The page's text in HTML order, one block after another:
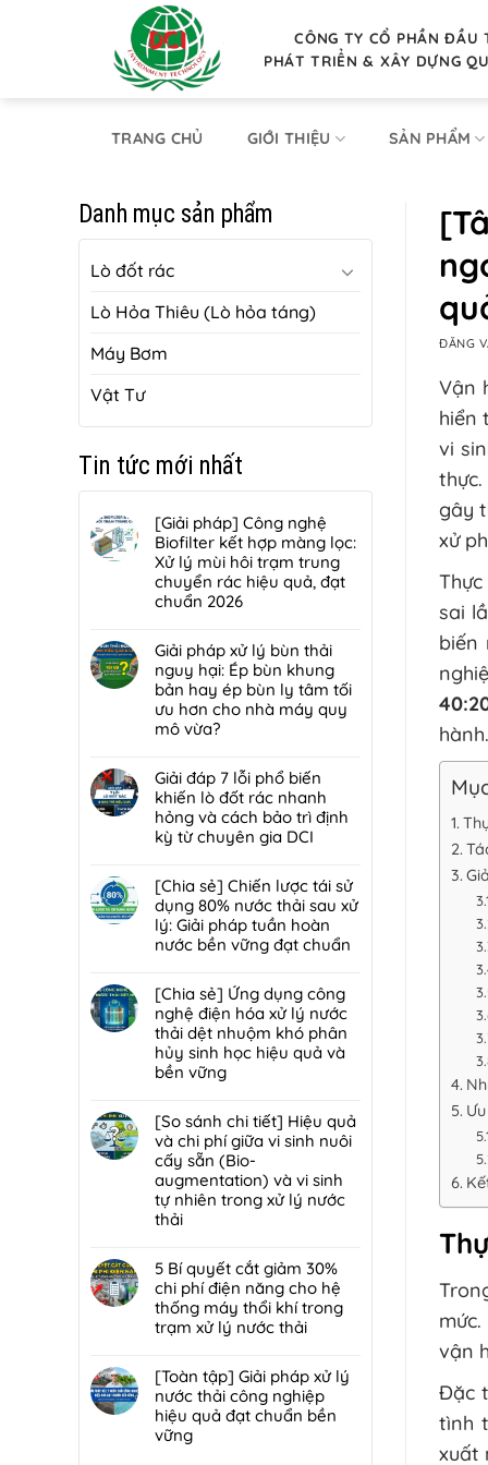
CÔNG TY CỔ PHẦN ĐẦU
PHÁT TRIỂN & XÂY DỰNG
TRANG CHỦ GIỚI THIỆU SẢN PHẨM
Danh mục sản phẩm
Lò đốt rác
Lò Hỏa Thiêu (Lò hỏa táng)
Máy Bơm
Vật Tư
Tin tức mới nhất
[Giải pháp] Công nghệ
Biofilter kết hợp màng lọc:
Xử lý mùi hôi trạm trung
chuyển rác hiệu quả, đạt
chuẩn 2026
có
bình
luận
ở
[Giải
pháp]
nghệ
Biofilter
kết
hợp
lọc:
Xử
lý
mùi
trung
chuyển
rác
hiệu
quả,
chuẩn
2026
Giải pháp xử lý bùn thải
nguy hại: Ép bùn khung
bản hay ép bùn ly tâm tối
ưu hơn cho nhà máy quy
mô vừa?
có
bình
luận
ở
Giải
xử
lý
bùn
thải
hại:
Ép
bùn
khung
bản
hay
bùn
ly
tâm
tối
ưu
hơn
nhà
máy
quy
mô
vừa?
Giải đáp 7 lỗi phổ biến
khiến lò đốt rác nhanh
hỏng và cách bảo trì định
kỳ từ chuyên gia DCI
có
bình
luận
ở
Giải
7
lỗi
phổ
biến
khiến
đốt
rác
nhanh
hỏng
và
cách
bảo
định
kỳ
từ
chuyên
DCI
[Chia sẻ] Chiến lược tái sử
dụng 80% nước thải sau xử
lý: Giải pháp tuần hoàn
nước bền vững đạt chuẩn
có
bình
luận
ở
[Chia
sẻ]
lược
tái
sử
dụng
80%
nước
sau
xử
lý:
Giải
pháp
hoàn
nước
bền
vững
[Chia sẻ] Ứng dụng công
nghệ điện hóa xử lý nước
thải dệt nhuộm khó phân
hủy sinh học hiệu quả và
bền vững
có
bình
luận
ở
[Chia
sẻ]
Ứng
công
nghệ
điện
hóa
lý
nước
thải
dệt
nhuộm
[So sánh chi tiết] Hiệu quả
và chi phí giữa vi sinh nuôi
cấy sẵn (Bio-
augmentation) và vi sinh
tự nhiên trong xử lý nước
thải
có
bình
luận
ở
[So
chi
tiết]
Hiệu
quả
5 Bí quyết cắt giảm 30%
chi phí điện năng cho hệ
thống máy thổi khí trong
trạm xử lý nước thải
có
bình
luận
ở
[Toàn tập] Giải pháp xử lý
nước thải công nghiệp
hiệu quả đạt chuẩn bền
vững
ĐĂNG
Vận
hiển
vi
gây
xử
sai
biến
hành.
vận
Đặc
tình
xuất